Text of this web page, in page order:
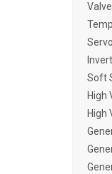
Soft
High
High